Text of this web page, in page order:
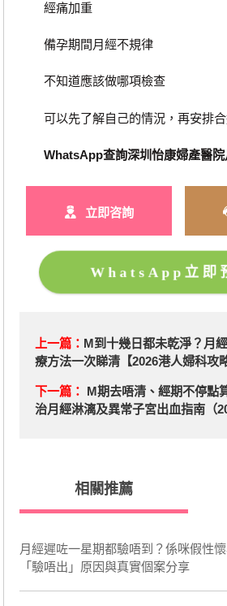
經痛加重
備孕期間月經不規律
不知道應該做哪項檢查
可以先了解自己的情況，再安排合
WhatsApp查詢深圳怡康婦產醫
立即咨詢
WhatsApp立即
上一篇： M到十幾日都未乾淨？月
療方法一次睇清【2026港人婦科攻略
下一篇： M期去唔清、經期不停點
治月經淋漓及異常子宮出血指南（
相關推薦
月經遲咗一星期都驗唔到？係咪假性
「驗唔出」原因與真實個案分享